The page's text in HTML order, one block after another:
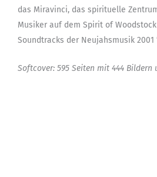
das Miravinci, das spirituelle
Musiker auf dem Spirit of
Soundtracks der Neujahsmusik
Softcover: 595 Seiten mit 444 Bildern